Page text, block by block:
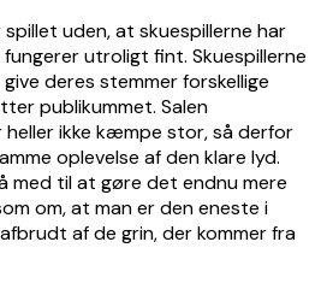
uden, at skuespillerne har
utroligt fint. Skuespillerne
deres stemmer forskellige
publikummet. Salen
heller ikke kæmpe stor, så derfor
oplevelse af den klare lyd.
med til at gøre det endnu mere
om, at man er den eneste i
af de grin, der kommer fra